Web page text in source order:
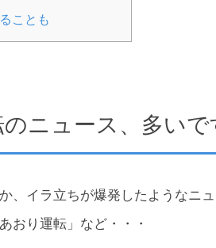
ことも
ニュース、多いで
、イラ立ちが爆発したようなニ
おり運転」など・・・